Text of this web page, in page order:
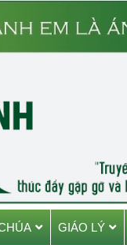
GIÁO LÝ